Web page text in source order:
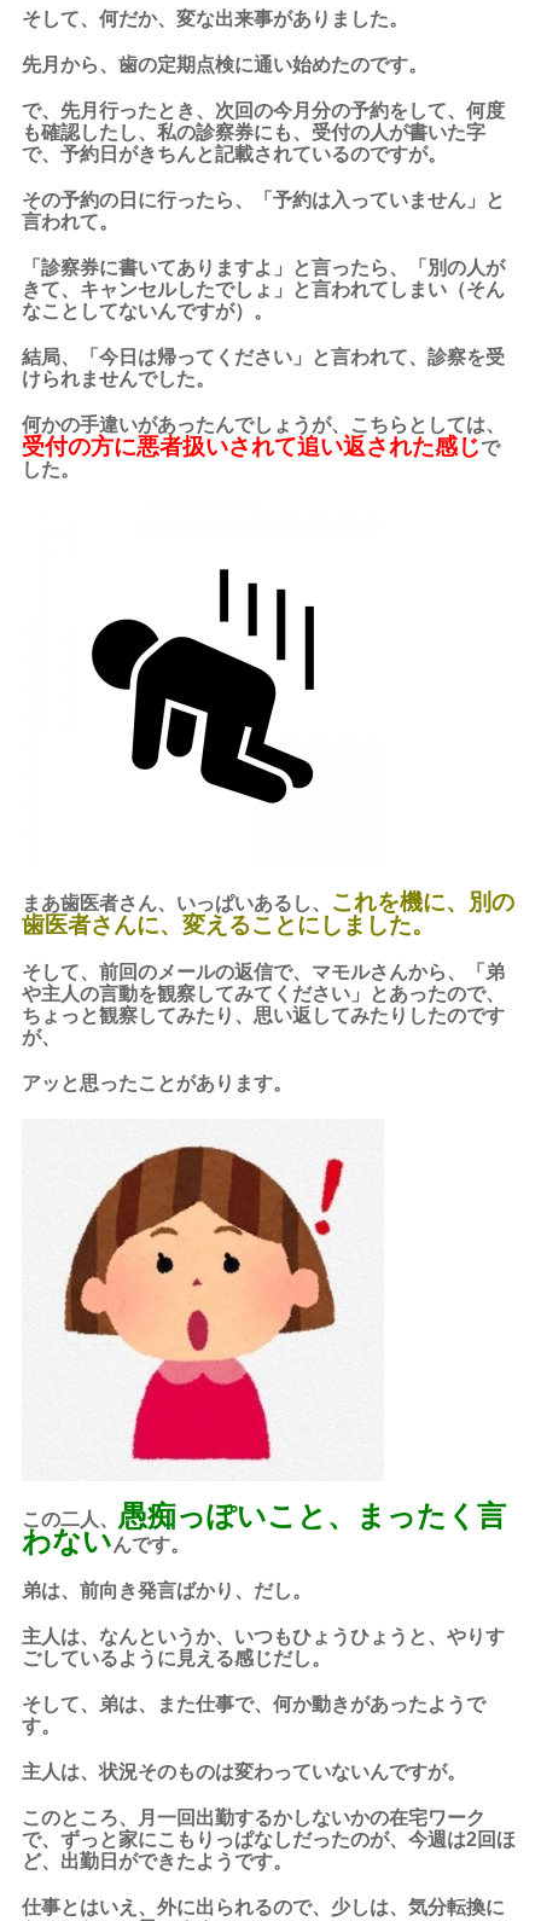
そして、何だか、変な出来事がありました。
先月から、歯の定期点検に通い始めたのです。
で、先月行ったとき、次回の今月分の予約をして、何度
も確認したし、私の診察券にも、受付の人が書いた字
で、予約日がきちんと記載されているのですが。
その予約の日に行ったら、「予約は入っていません」と
言われて。
「診察券に書いてありますよ」と言ったら、「別の人が
きて、キャンセルしたでしょ」と言われてしまい（そん
なことしてないんですが）。
結局、「今日は帰ってください」と言われて、診察を受
けられませんでした。
何かの手違いがあったんでしょうが、こちらとしては、
受付の方に悪者扱いされて追い返された感じで
した。
まあ歯医者さん、いっぱいあるし、 これを機に、別の
歯医者さんに、変えることにしました。
そして、前回のメールの返信で、マモルさんから、「弟
や主人の言動を観察してみてください」とあったので、
ちょっと観察してみたり、思い返してみたりしたのです
が、
アッと思ったことがあります。
この二人、 愚痴っぽいこと、まったく言
わないんです。
弟は、前向き発言ばかり、だし。
主人は、なんというか、いつもひょうひょうと、やりす
ごしているように見える感じだし。
そして、弟は、また仕事で、何か動きがあったようで
す。
主人は、状況そのものは変わっていないんですが。
このところ、月一回出勤するかしないかの在宅ワーク
で、ずっと家にこもりっぱなしだったのが、今週は2回ほ
ど、出勤日ができたようです。
仕事とはいえ、外に出られるので、少しは、気分転換に